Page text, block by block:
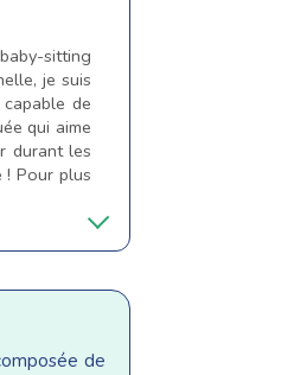
sitting
je suis
de
qui aime
durant les
! Pour plus
de